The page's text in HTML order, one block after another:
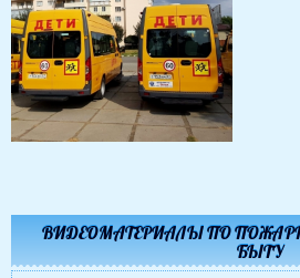
ВИДЕОМАТЕРИАЛЫ ПО
БЫТУ